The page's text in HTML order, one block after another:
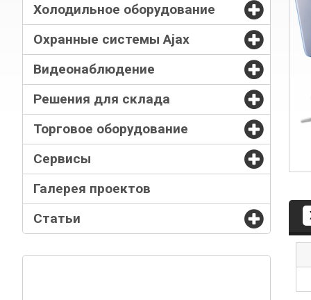
Холодильное оборудование
Охранные системы Ajax
Видеонаблюдение
Решения для склада
Торговое оборудование
Сервисы
Галерея проектов
Статьи